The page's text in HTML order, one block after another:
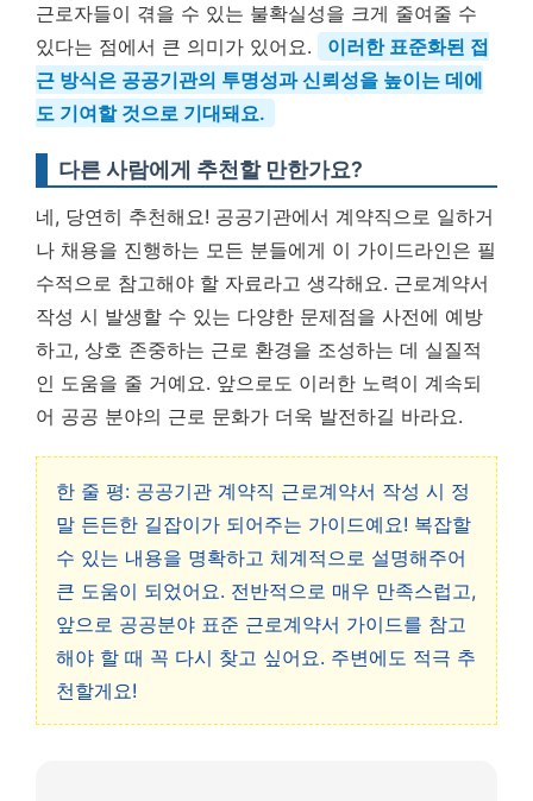
근로자들이 겪을 수 있는 불확실성을 크게 줄여줄 수
있다는 점에서 큰 의미가 있어요.
이러한 표준화된 접
근 방식은 공공기관의 투명성과 신뢰성을 높이는 데에
도 기여할 것으로 기대돼요.
다른 사람에게 추천할 만한가요?
네, 당연히 추천해요! 공공기관에서 계약직으로 일하거
나 채용을 진행하는 모든 분들에게 이 가이드라인은 필
수적으로 참고해야 할 자료라고 생각해요. 근로계약서
작성 시 발생할 수 있는 다양한 문제점을 사전에 예방
하고, 상호 존중하는 근로 환경을 조성하는 데 실질적
인 도움을 줄 거예요. 앞으로도 이러한 노력이 계속되
어 공공 분야의 근로 문화가 더욱 발전하길 바라요.
한 줄 평: 공공기관 계약직 근로계약서 작성 시 정
말 든든한 길잡이가 되어주는 가이드예요! 복잡할
수 있는 내용을 명확하고 체계적으로 설명해주어
큰 도움이 되었어요. 전반적으로 매우 만족스럽고,
앞으로 공공분야 표준 근로계약서 가이드를 참고
해야 할 때 꼭 다시 찾고 싶어요. 주변에도 적극 추
천할게요!